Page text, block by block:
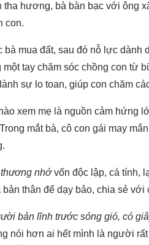
tha hương, bà bàn bạc với ông
con.
mua đất, sau đó nỗ lực dành
tay chăm sóc chồng con từ
sự lo toan, giúp con chăm
xem mẹ là nguồn cảm hứng
mắt bà, cô con gái may
nhớvốn độc lập, cá tính,
bản thân để dạy bảo, chia sẻ
bản lĩnh trước sóng gió, có
nói hơn ai hết mình là người